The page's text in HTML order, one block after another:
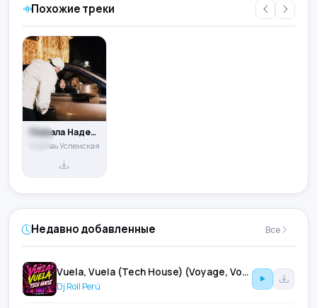
Похожие треки
Плакала Надежда (feat. Jakone & Kiliana)
Любовь Успенская
Недавно добавленные Все
Vuela, Vuela (Tech House) (Voyage, Voyage)
Dj Roll Perú